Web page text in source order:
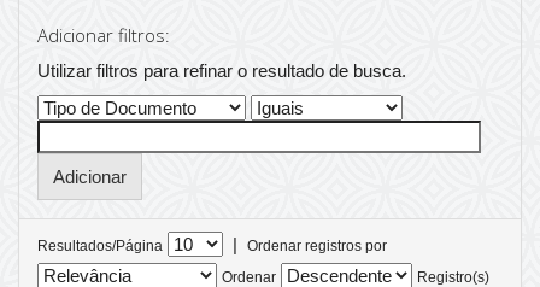
Adicionar filtros:
Utilizar filtros para refinar o resultado de busca.
Resultados/Página |
Ordenar registros por
Ordenar
Registro(s)